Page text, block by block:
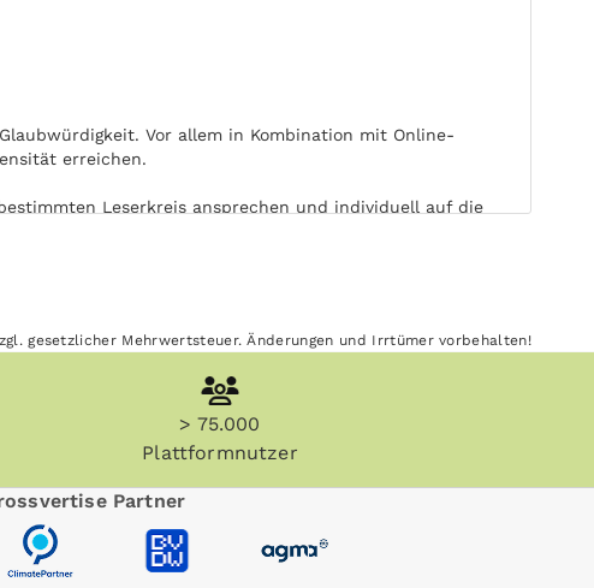
Vor allem in Kombination mit Online-
erreichen.
Leserkreis ansprechen und individuell auf die
Aufmerksamkeit. Die freie Wahl von Ort und Zeit der
wirkt Ihre Print-Werbung in OWZ zum Sonntag länger
von elektronischen Medien. OWZ zum Sonntag kann
gesetzlicher Mehrwertsteuer. Änderungen und Irrtümer vorbehalten!
> 75.000
Plattformnutzer
Partner